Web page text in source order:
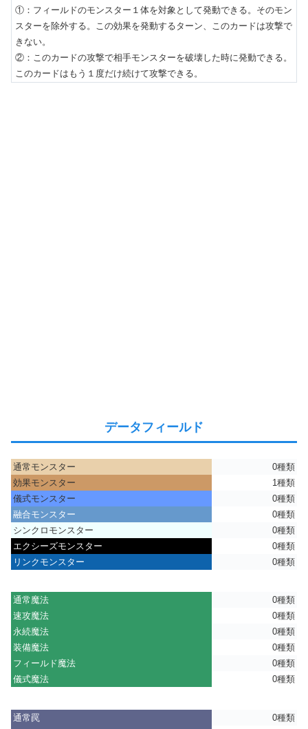
①：フィールドのモンスター１体を対象として発動できる。そのモン
スターを除外する。この効果を発動するターン、このカードは攻撃で
きない。
②：このカードの攻撃で相手モンスターを破壊した時に発動できる。
このカードはもう１度だけ続けて攻撃できる。
データフィールド
通常モンスター
0種類
効果モンスター
1種類
儀式モンスター
0種類
融合モンスター
0種類
シンクロモンスター
0種類
エクシーズモンスター
0種類
リンクモンスター
0種類
通常魔法
0種類
速攻魔法
0種類
永続魔法
0種類
装備魔法
0種類
フィールド魔法
0種類
儀式魔法
0種類
通常罠
0種類